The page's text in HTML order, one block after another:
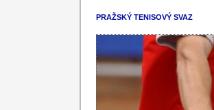
PRAŽSKÝ TENISOVÝ SVAZ